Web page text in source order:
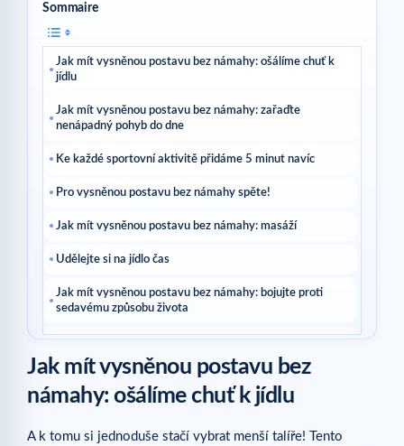
Sommaire
Jak mít vysněnou postavu bez námahy: ošálíme chuť k
jídlu
Jak mít vysněnou postavu bez námahy: zařaďte
nenápadný pohyb do dne
Ke každé sportovní aktivitě přidáme 5 minut navíc
Pro vysněnou postavu bez námahy spěte!
Jak mít vysněnou postavu bez námahy: masáží
Udělejte si na jídlo čas
Jak mít vysněnou postavu bez námahy: bojujte proti
sedavému způsobu života
Pro vysněnou postavu bez námahy pijte čaj!
Pro vysněnou postavu bez námahy se bavte!
Související články
Jak mít vysněnou postavu bez
námahy: ošálíme chuť k jídlu
A k tomu si jednoduše stačí vybrat menší talíře! Tento